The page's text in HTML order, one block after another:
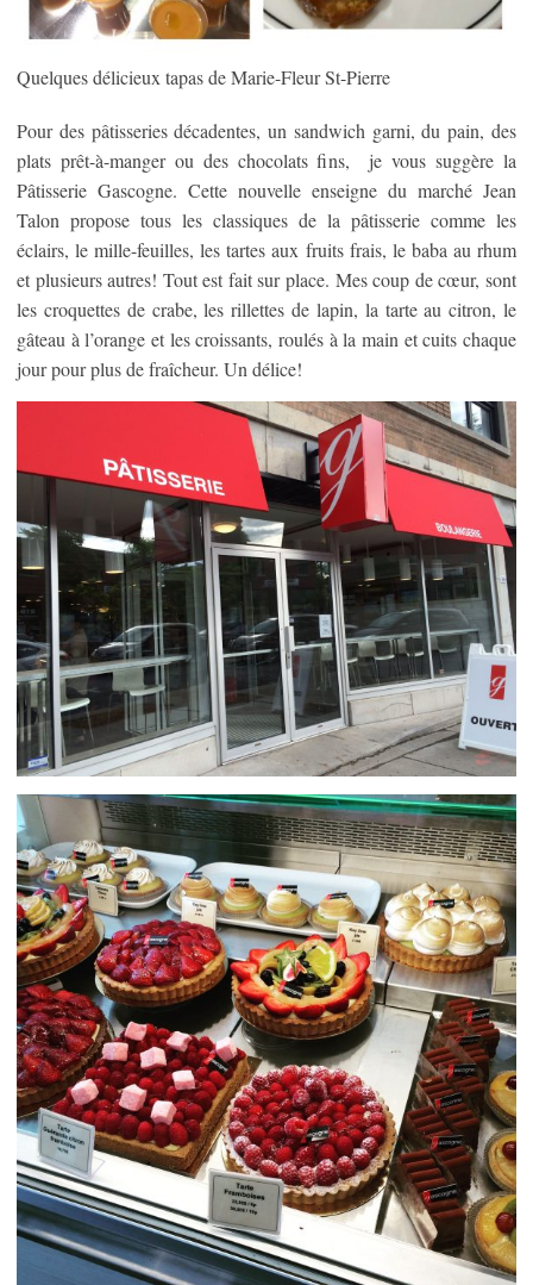
Quelques délicieux tapas de Marie-Fleur St-Pierre
Pour des pâtisseries décadentes, un sandwich garni, du pain, des
plats prêt-à-manger ou des chocolats fins, je vous suggère la
Pâtisserie Gascogne. Cette nouvelle enseigne du marché Jean
Talon propose tous les classiques de la pâtisserie comme les
éclairs, le mille-feuilles, les tartes aux fruits frais, le baba au rhum
et plusieurs autres! Tout est fait sur place. Mes coup de cœur, sont
les croquettes de crabe, les rillettes de lapin, la tarte au citron, le
gâteau à l’orange et les croissants, roulés à la main et cuits chaque
jour pour plus de fraîcheur. Un délice!